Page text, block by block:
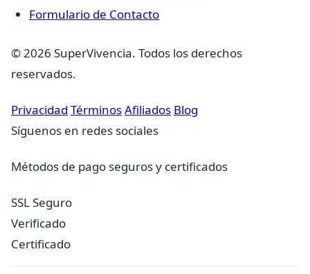
Formulario de Contacto
© 2026 SuperVivencia. Todos los derechos
reservados.
Privacidad TérminosAfiliados Blog
Síguenos en redes sociales
Métodos de pago seguros y certificados
SSL Seguro
Verificado
Certificado